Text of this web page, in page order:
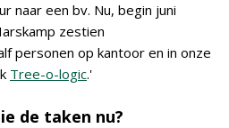
naar een bv. Nu, begin juni
zestien
personen op kantoor en in onze
Tree-o-logic.'
de taken nu?